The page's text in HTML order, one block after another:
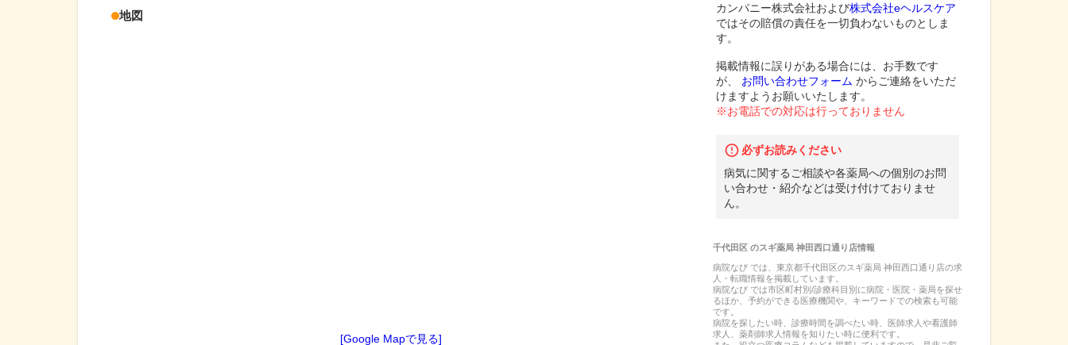
地図
[Google Mapで見る]
カンパニー株式会社および株式会社eヘルスケア
ではその賠償の責任を一切負わないものとしま
す。
掲載情報に誤りがある場合には、お手数です
が、
お問い合わせフォーム からご連絡をいただ
けますようお願いいたします。
※お電話での対応は行っておりません
必ずお読みください
病気に関するご相談や各薬局への個別のお問
い合わせ・紹介などは受け付けておりませ
ん。
千代田区のスギ薬局 神田西口通り店情報
病院なび では、 東京都千代田区のスギ薬局 神田西口通り店の求
人・転職情報を掲載しています。
病院なび では市区町村別/診療科目別に病院・医院・薬局を探せ
るほか、予約ができる医療機関や、キーワードでの検索も可能
です。
病院を探したい時、診療時間を調べたい時、医師求人や看護師
求人、薬剤師求人情報を知りたい時に便利です。